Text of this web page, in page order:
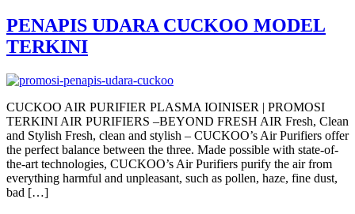
PENAPIS UDARA CUCKOO MODEL
TERKINI
CUCKOO AIR PURIFIER PLASMA IOINISER | PROMOSI
TERKINI AIR PURIFIERS –BEYOND FRESH AIR Fresh, Clean
and Stylish Fresh, clean and stylish – CUCKOO’s Air Purifiers offer
the perfect balance between the three. Made possible with state-of-
the-art technologies, CUCKOO’s Air Purifiers purify the air from
everything harmful and unpleasant, such as pollen, haze, fine dust,
bad […]